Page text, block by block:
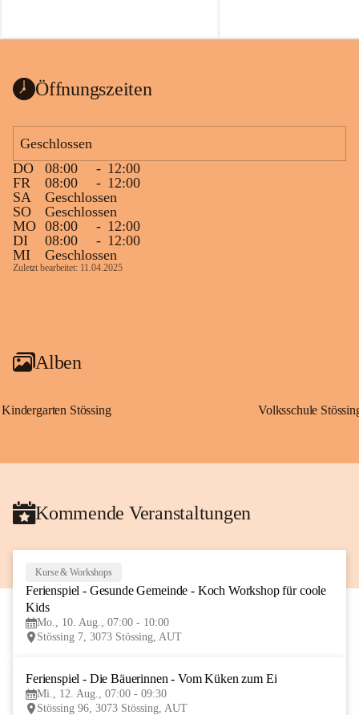
Öffnungszeiten
Geschlossen
DO
08:00 - 12:00
FR
08:00 - 12:00
SA
Geschlossen
SO
Geschlossen
MO 08:00 - 12:00
DI
08:00 - 12:00
MI
Geschlossen
Zuletzt bearbeitet: 11.04.2025
Alben
Kindergarten Stössing Volksschule
Kommende Veranstaltungen
AUG
Kurse & Workshops
Ferienspiel - Gesunde Gemeinde - Koch Workshop für coole
Kids
Mo., 10. Aug., 07:00 - 10:00
Stössing 7, 3073 Stössing, AUT
Ferienspiel - Die Bäuerinnen - Vom Küken zum Ei
Mi., 12. Aug., 07:00 - 09:30
Stössing 96, 3073 Stössing, AUT